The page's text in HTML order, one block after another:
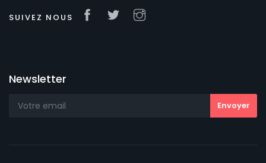
SUIVEZ NOUS
Newsletter